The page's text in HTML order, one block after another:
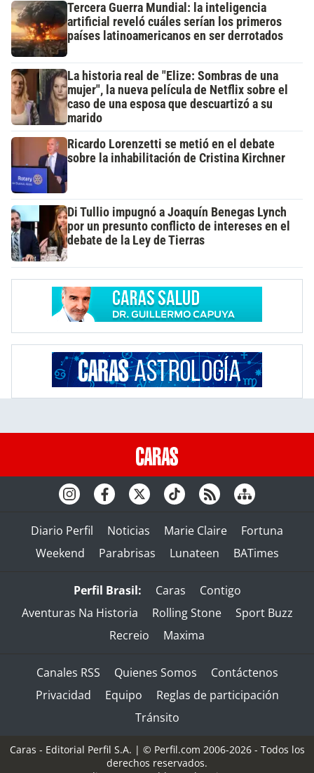
Tercera Guerra Mundial: la inteligencia
artificial reveló cuáles serían los primeros
países latinoamericanos en ser derrotados
La historia real de "Elize: Sombras de una
mujer", la nueva película de Netflix sobre el
caso de una esposa que descuartizó a su
marido
Ricardo Lorenzetti se metió en el debate
sobre la inhabilitación de Cristina Kirchner
Di Tullio impugnó a Joaquín Benegas Lynch
por un presunto conflicto de intereses en el
debate de la Ley de Tierras
Diario Perfil Noticias Marie Claire
Fortuna
Weekend
Parabrisas Lunateen BATimes
Perfil Brasil: Caras
Contigo
Aventuras Na Historia
Rolling Stone
Sport Buzz
Recreio
Maxima
Canales RSS Quienes Somos
Contáctenos
Privacidad
Equipo
Reglas de participación
Tránsito
Caras - Editorial Perfil S.A. | © Perfil.com 2006-2026 - Todos los
derechos reservados.